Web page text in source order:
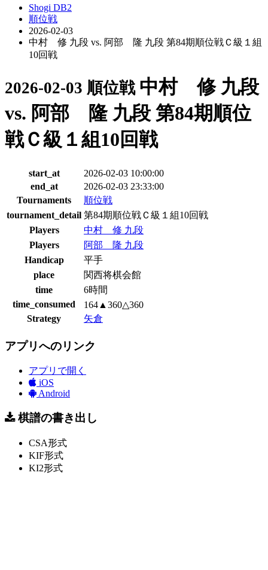
Shogi DB2
順位戦
2026-02-03
中村 修 九段 vs. 阿部 隆 九段 第84期順位戦Ｃ級１組
10回戦
2026-02-03 順位戦 中村 修 九段
vs. 阿部 隆 九段 第84期順位
戦Ｃ級１組10回戦
start_at
2026-02-03 10:00:00
end_at
2026-02-03 23:33:00
Tournaments
順位戦
tournament_detail 第84期順位戦Ｃ級１組10回戦
Players
中村 修 九段
Players
阿部 隆 九段
Handicap
平手
place
関西将棋会館
time
6時間
time_consumed
164▲360△360
Strategy
矢倉
アプリへのリンク
アプリで開く
iOS
Android
棋譜の書き出し
CSA形式
KIF形式
KI2形式